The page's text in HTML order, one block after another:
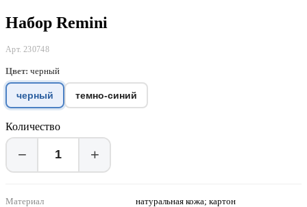
Набор Remini
Арт. 230748
Цвет: черный
черный темно-синий
Количество
− +
Материал
натуральная кожа; картон